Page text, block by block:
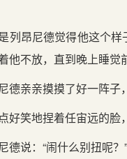
列昂尼德觉得他这个
他不放，直到晚上睡觉
德亲亲摸摸了好一阵子
好笑地捏着任宙远的脸
德说：“闹什么别扭呢？”